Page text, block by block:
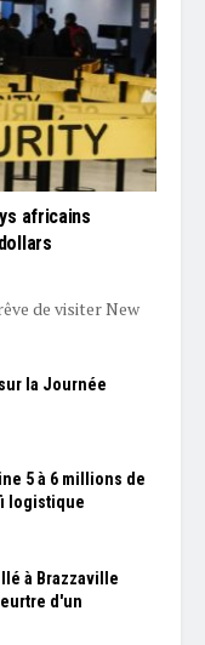
africains
de visiter New
la Journée
5 à 6 millions de
logistique
à Brazzaville
d'un